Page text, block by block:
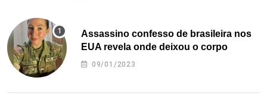
Assassino confesso de brasileira nos
EUA revela onde deixou o corpo
09/01/2023